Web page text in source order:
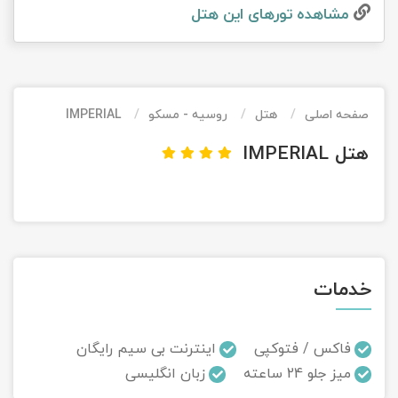
مشاهده تور‌های این هتل
صفحه اصلی هتل روسیه - مسکو IMPERIAL
هتل IMPERIAL
خدمات
فاکس / فتوکپی
اینترنت بی سیم رایگان
میز جلو 24 ساعته
زبان انگلیسی
تور کویر کاراکال
تور کویر مصر
تور ماسوله
تور مرداب سراوان
تور گلستان
تور کیش از ساری
اقساطی
تور کیش از بندرعباس
اقساطی
تور قزاقستان اقساطی
تور زیارتی اقساطی